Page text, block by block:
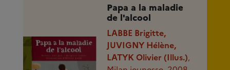
Papa a la maladie
de l'alcool
LABBE Brigitte,
JUVIGNY Hélène,
LATYK Olivier (Illus.),